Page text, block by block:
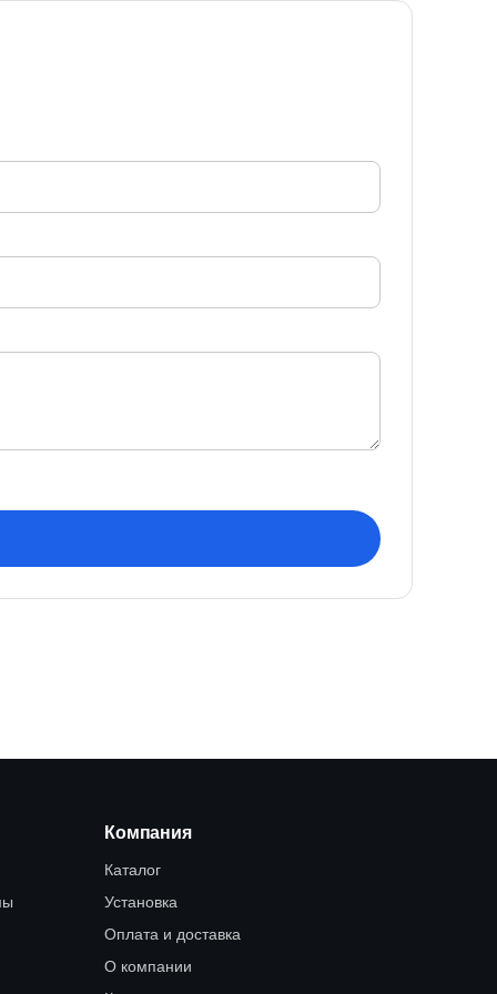
Компания
Каталог
Установка
Оплата и доставка
О компании